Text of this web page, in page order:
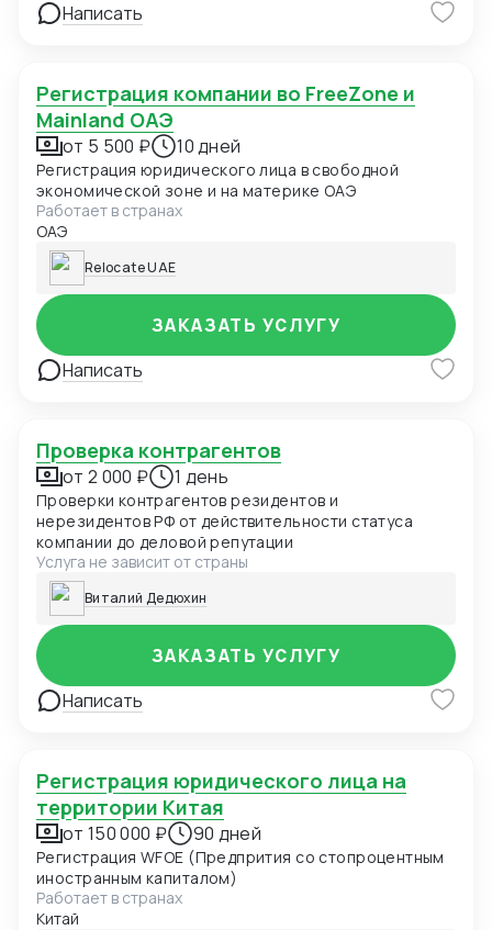
Написать
Регистрация компании во FreeZone и
Mainland ОАЭ
от 5 500 ₽ 10 дней
Регистрация юридического лица в свободной
экономической зоне и на материке ОАЭ
Работает в странах
ОАЭ
Relocate UAE
Написать
ЗАКАЗАТЬ УСЛУГУ
Проверка контрагентов
от 2 000 ₽ 1 день
Проверки контрагентов резидентов и
нерезидентов РФ от действительности статуса
компании до деловой репутации
Услуга не зависит от страны
Виталий Дедюхин
Написать
ЗАКАЗАТЬ УСЛУГУ
Регистрация юридического лица на
территории Китая
от 150 000 ₽ 90 дней
Регистрация WFOE (Предпрития со стопроцентным
иностранным капиталом)
Работает в странах
Китай